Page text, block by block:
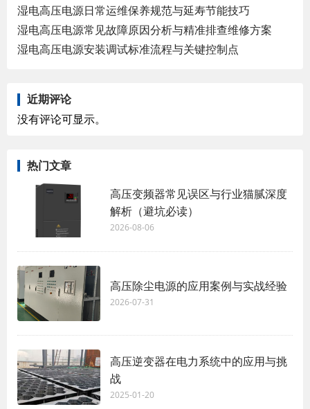
湿电高压电源日常运维保养规范与延寿节能技巧
湿电高压电源常见故障原因分析与精准排查维修方案
湿电高压电源安装调试标准流程与关键控制点
近期评论
没有评论可显示。
热门文章
高压变频器常见误区与行业猫腻深度
解析（避坑必读）
2026-08-06
高压除尘电源的应用案例与实战经验
2026-07-31
高压逆变器在电力系统中的应用与挑
战
2025-01-20